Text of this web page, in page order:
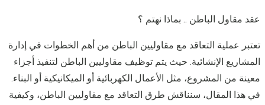
عقد مقاول الباطن .. بماذا نهتم ؟
تعتبر عملية التعاقد مع مقاوليين الباطن من أهم الخطوات في إدارة
المشاريع الإنشائية. حيث يتم توظيف مقاوليين الباطن لتنفيذ أجزاء
معينة من المشروع، مثل الأعمال الكهربائية أو الميكانيكية أو البناء.
في هذا المقال، سنناقش طرق التعاقد مع مقاوليين الباطن، وكيفية